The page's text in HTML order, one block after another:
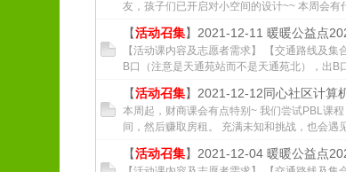
友，孩子们已开启对小空间的设计~~ 本周会
【活动召集】2021-12-11 暖暖公益点
【活动课内容及志愿者需求】 【交通路线及
B口（注意是天通苑站而不是天通苑北），出
【活动召集】2021-12-12同心社区计算
本周起，财商课会有点特别~ 我们尝试PBL课
间，然后赚取房租。 充满未知和挑战，也会遇
【活动召集】2021-12-04 暖暖公益点